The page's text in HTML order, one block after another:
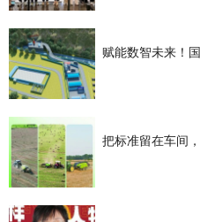
赋能数智未来！
把标准留在车间